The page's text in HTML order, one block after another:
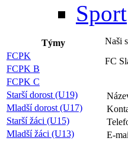
Sport
Týmy
FCPK
FCPK B
FCPK C
Starší dorost (U19)
Mladší dorost (U17)
Starší žáci (U15)
Mladší žáci (U13)
Naši
FC
E-